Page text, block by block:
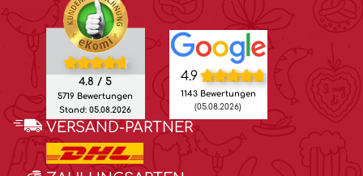
4.8 / 5
5719 Bewertungen
Stand: 05.08.2026
4.9
1143 Bewertungen
(05.08.2026)
VERSAND-PARTNER